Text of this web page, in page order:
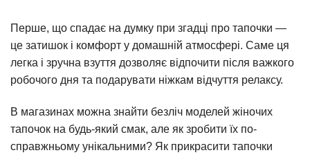
Перше, що спадає на думку при згадці про тапочки —
це затишок і комфорт у домашній атмосфері. Саме ця
легка і зручна взуття дозволяє відпочити після важкого
робочого дня та подарувати ніжкам відчуття релаксу.
В магазинах можна знайти безліч моделей жіночих
тапочок на будь-який смак, але як зробити їх по-
справжньому унікальними? Як прикрасити тапочки